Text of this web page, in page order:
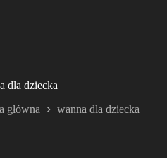
dla dziecka
główna wanna dla dziecka